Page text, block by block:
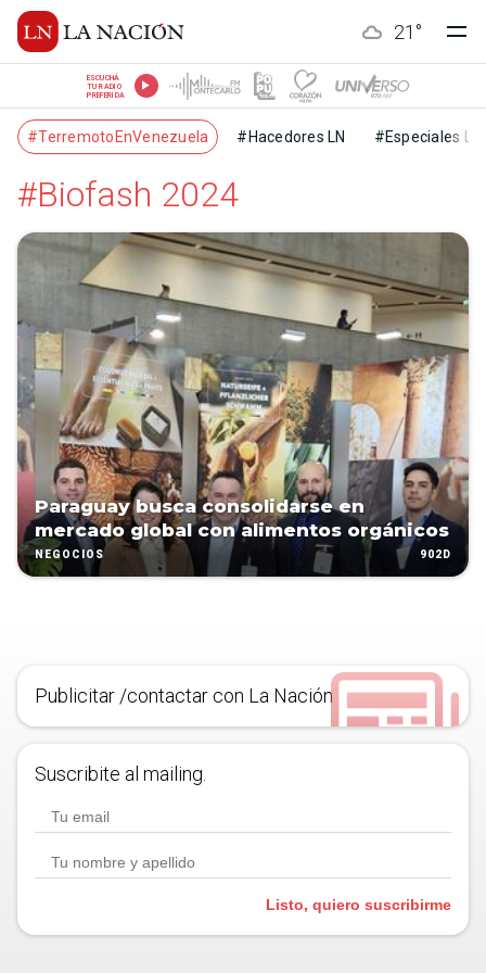
21 °
ESCUCHÁ
TU RADIO
PREFERIDA
#TerremotoEnVenezuela #Hacedores LN #Especiales LN
#Biofash 2024
Paraguay busca consolidarse en
mercado global con alimentos orgánicos
NEGOCIOS 902D
Publicitar /contactar con La Nación
Suscribite al mailing.
Listo, quiero suscribirme